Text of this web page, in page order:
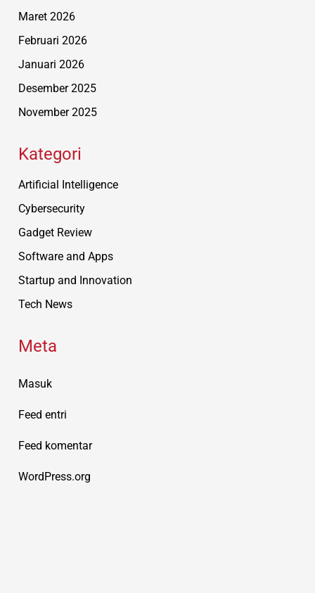
Maret 2026
Februari 2026
Januari 2026
Desember 2025
November 2025
Kategori
Artificial Intelligence
Cybersecurity
Gadget Review
Software and Apps
Startup and Innovation
Tech News
Meta
Masuk
Feed entri
Feed komentar
WordPress.org